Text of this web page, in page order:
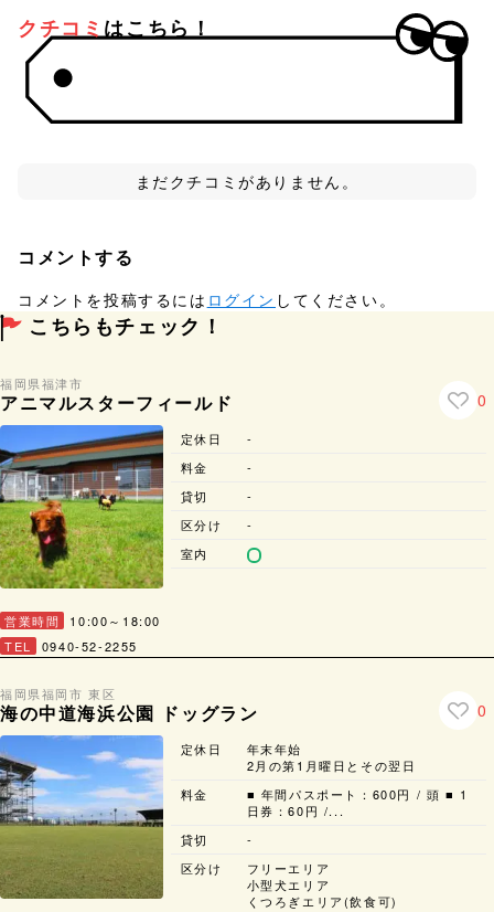
クチコミはこちら！
まだクチコミがありません。
コメントする
コメントを投稿するには ログイン してください。
こちらもチェック！
福岡県福津市
アニマルスターフィールド 0
営業時間
10:00～18:00
TEL
0940-52-2255
定休日
-
料金
-
貸切
-
区分け
-
室内
福岡県福岡市 東区
海の中道海浜公園 ドッグラン 0
定休日
年末年始
2月の第1月曜日とその翌日
料金
■ 年間パスポート：600円 / 頭 ■ 1
日券：60円 /...
貸切
-
区分け
フリーエリア
小型犬エリア
くつろぎエリア(飲食可)